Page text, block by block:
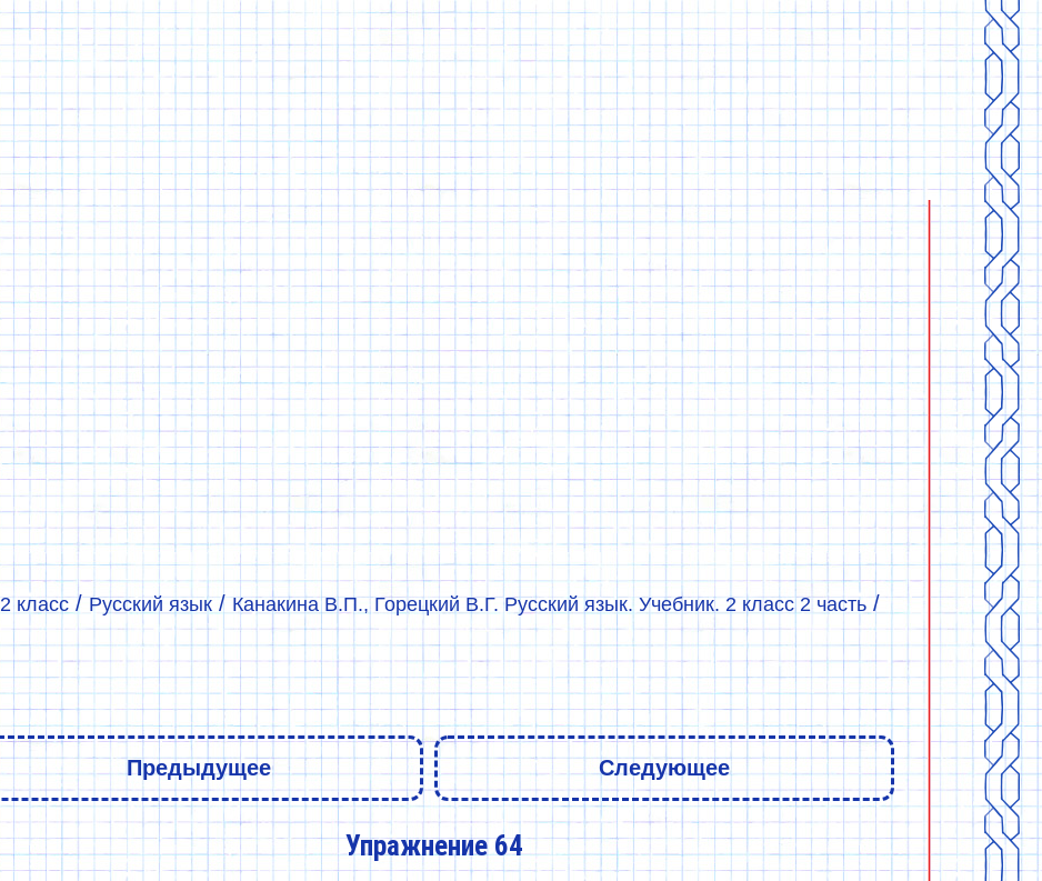
2 класс/Русский язык/Канакина В.П., Горецкий В.Г. Русский язык. Учебник. 2 класс 2 часть/
Предыдущее Следующее
Упражнение 64